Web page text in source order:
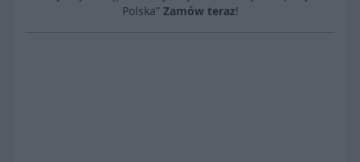
Polska” Zamów teraz!